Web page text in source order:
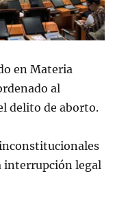
en Materia
al
delito de aborto.
interrupción legal